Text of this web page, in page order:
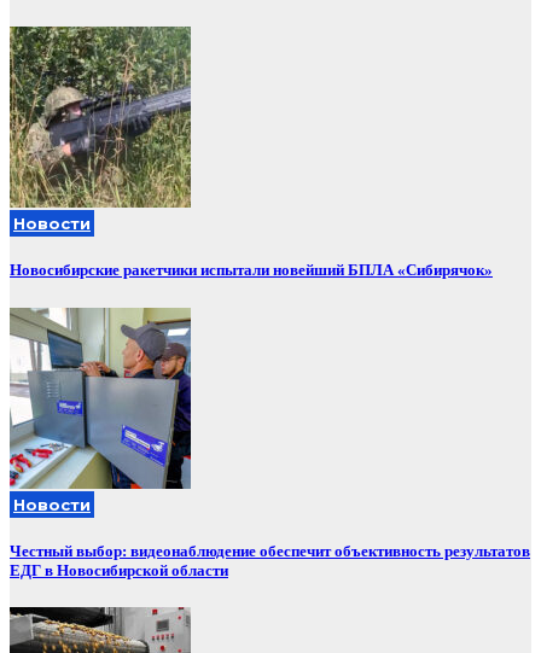
Новости
Новосибирские ракетчики испытали новейший БПЛА «Сибирячок»
Новости
Честный выбор: видеонаблюдение обеспечит объективность результатов
ЕДГ в Новосибирской области